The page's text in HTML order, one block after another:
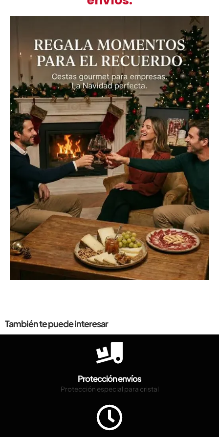
También te puede interesar
Protección envíos
Protección especial para cristal